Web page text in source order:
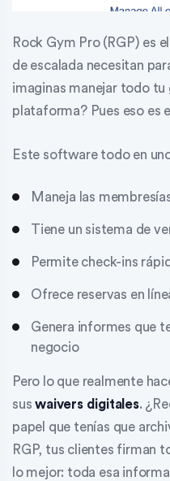
Rock Gym Pro (RGP) es
de escalada necesitan
imaginas manejar todo tu
plataforma? Pues eso es
Este software todo en
Maneja las
Tiene un sistema de
Permite check-ins
Ofrece reservas en
Genera informes que
negocio
Pero lo que realmente
suswaivers digitales.
papel que tenías que
RGP, tus clientes firman
lo mejor: toda esa